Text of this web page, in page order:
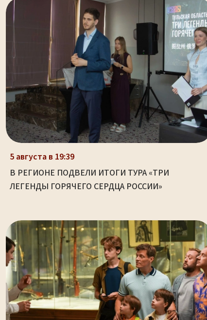
5 августа в 19:39
В РЕГИОНЕ ПОДВЕЛИ ИТОГИ ТУРА «ТРИ
ЛЕГЕНДЫ ГОРЯЧЕГО СЕРДЦА РОССИИ»